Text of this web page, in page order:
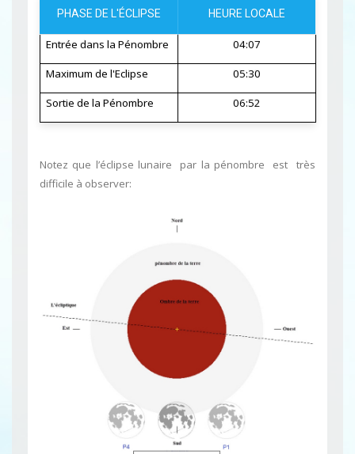
PHASE DE L'ÉCLIPSE HEURE LOCALE
Entrée dans la Pénombre 04:07
Maximum de l'Eclipse 05:30
Sortie de la Pénombre 06:52
Notez que l’éclipse lunaire par la pénombre est très
difficile à observer: